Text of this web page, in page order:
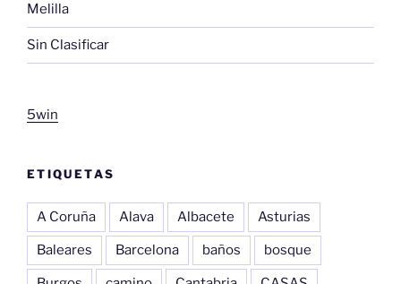
Melilla
Sin Clasificar
5win
ETIQUETAS
A Coruña Alava Albacete Asturias
Baleares Barcelona baños bosque